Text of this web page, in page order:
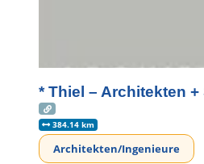
* Thiel – Architekten
384.14 km
Architekten/Ingenieure